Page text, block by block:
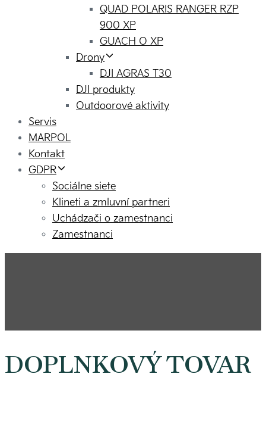
QUAD POLARIS RANGER RZP
900 XP
GUACH O XP
Drony
DJI AGRAS T30
DJI produkty
Outdoorové aktivity
Servis
MARPOL
Kontakt
GDPR
Sociálne siete
Klineti a zmluvní partneri
Uchádzači o zamestnanci
Zamestnanci
DOPLNKOVÝ TOVAR